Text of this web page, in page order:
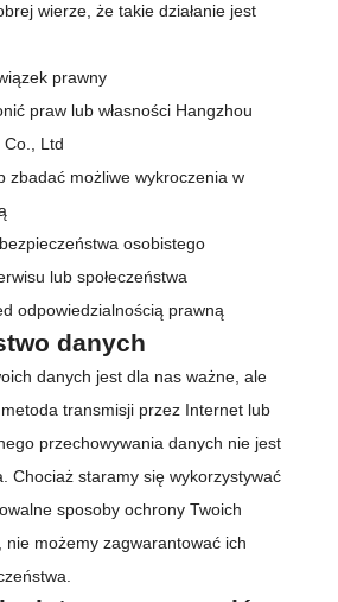
wierze, że takie działanie jest
prawny
praw lub własności Hangzhou
Co., Ltd
zbadać możliwe wykroczenia w
osobistego
lub społeczeństwa
odpowiedzialnością prawną
danych
danych jest dla nas ważne, ale
transmisji przez Internet lub
przechowywania danych nie jest
Chociaż staramy się wykorzystywać
sposoby ochrony Twoich
nie możemy zagwarantować ich